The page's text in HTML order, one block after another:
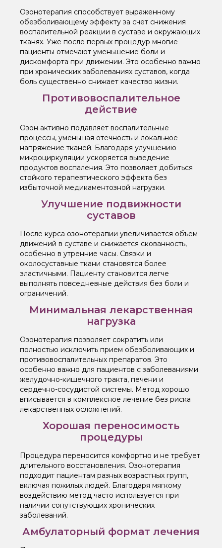
Озонотерапия способствует выраженному
обезболивающему эффекту за счет снижения
воспалительной реакции в суставе и окружающих
тканях. Уже после первых процедур многие
пациенты отмечают уменьшение боли и
дискомфорта при движении. Это особенно важно
при хронических заболеваниях суставов, когда
боль существенно снижает качество жизни.
Противовоспалительное
действие
Озон активно подавляет воспалительные
процессы, уменьшая отечность и локальное
напряжение тканей. Благодаря улучшению
микроциркуляции ускоряется выведение
продуктов воспаления. Это позволяет добиться
стойкого терапевтического эффекта без
избыточной медикаментозной нагрузки.
Улучшение подвижности
суставов
После курса озонотерапии увеличивается объем
движений в суставе и снижается скованность,
особенно в утренние часы. Связки и
околосуставные ткани становятся более
эластичными. Пациенту становится легче
выполнять повседневные действия без боли и
ограничений.
Минимальная лекарственная
нагрузка
Озонотерапия позволяет сократить или
полностью исключить прием обезболивающих и
противовоспалительных препаратов. Это
особенно важно для пациентов с заболеваниями
желудочно-кишечного тракта, печени и
сердечно-сосудистой системы. Метод хорошо
вписывается в комплексное лечение без риска
лекарственных осложнений.
Хорошая переносимость
процедуры
Процедура переносится комфортно и не требует
длительного восстановления. Озонотерапия
подходит пациентам разных возрастных групп,
включая пожилых людей. Благодаря мягкому
воздействию метод часто используется при
наличии сопутствующих хронических
заболеваний.
Амбулаторный формат лечения